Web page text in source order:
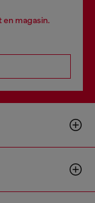
en magasin.